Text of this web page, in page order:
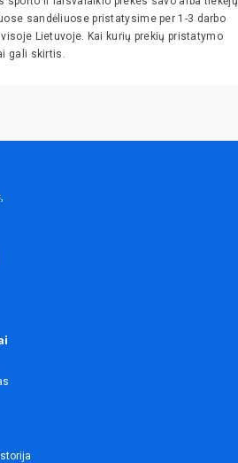
sandėliuose pristatysime per 1-3 darbo
Lietuvoje. Kai kurių prekių pristatymo
gali skirtis.